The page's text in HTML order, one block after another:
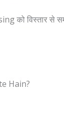
को
Hain?